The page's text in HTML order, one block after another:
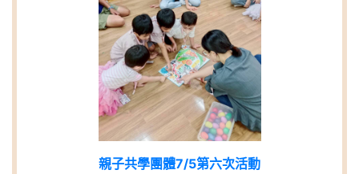
親子共學團體7/5第六次活動